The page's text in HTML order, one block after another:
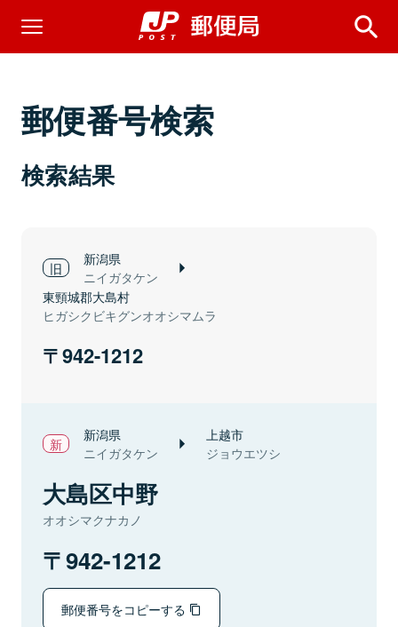
郵便番号検索
検索結果
新潟県
ニイガタケン
東頸城郡大島村
ヒガシクビキグンオオシマムラ
942-1212
新潟県
ニイガタケン
上越市
ジョウエツシ
大島区中野
オオシマクナカノ
942-1212
郵便番号をコピーする